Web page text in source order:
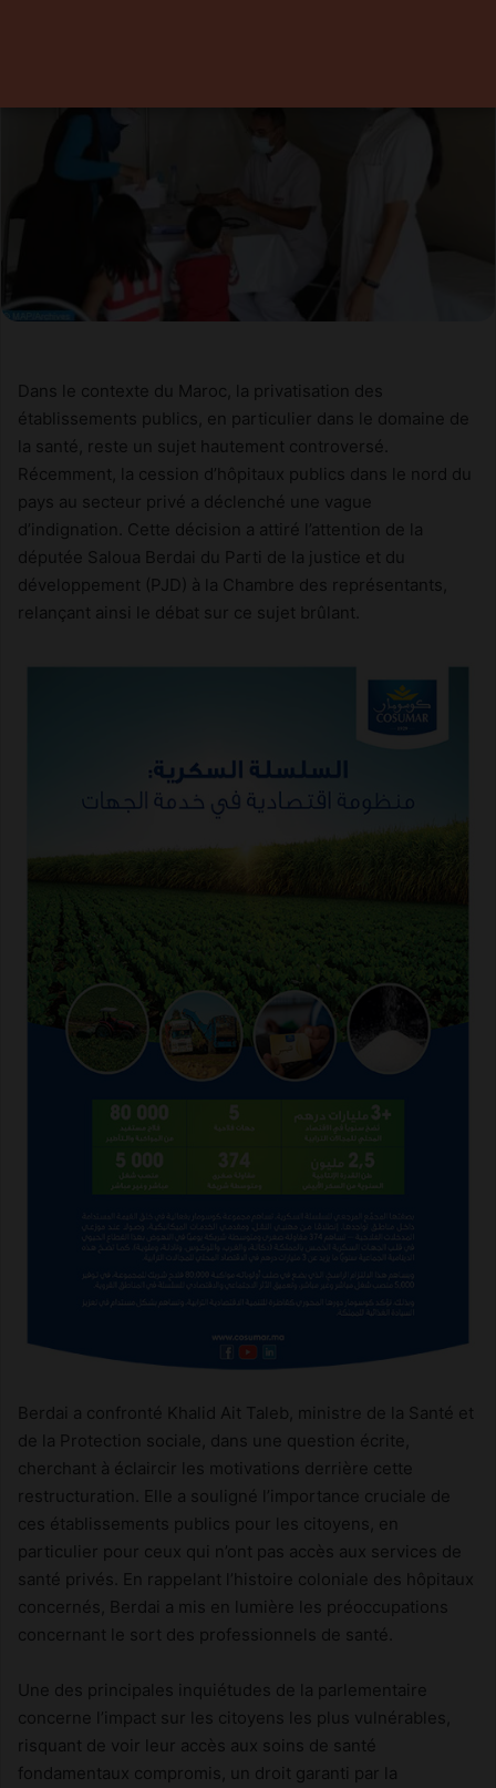
Dans le contexte du Maroc, la privatisation des
établissements publics, en particulier dans le domaine de
la santé, reste un sujet hautement controversé.
Récemment, la cession d’hôpitaux publics dans le nord du
pays au secteur privé a déclenché une vague
d’indignation. Cette décision a attiré l’attention de la
députée Saloua Berdai du Parti de la justice et du
développement (PJD) à la Chambre des représentants,
relançant ainsi le débat sur ce sujet brûlant.
Berdai a confronté Khalid Ait Taleb, ministre de la Santé et
de la Protection sociale, dans une question écrite,
cherchant à éclaircir les motivations derrière cette
restructuration. Elle a souligné l’importance cruciale de
ces établissements publics pour les citoyens, en
particulier pour ceux qui n’ont pas accès aux services de
santé privés. En rappelant l’histoire coloniale des hôpitaux
concernés, Berdai a mis en lumière les préoccupations
concernant le sort des professionnels de santé.
Une des principales inquiétudes de la parlementaire
concerne l’impact sur les citoyens les plus vulnérables,
risquant de voir leur accès aux soins de santé
fondamentaux compromis, un droit garanti par la